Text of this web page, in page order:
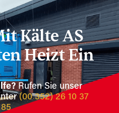
Kälte AS
Heizt Ein
Rufen Sie unser
(00 352) 26 10 37
85